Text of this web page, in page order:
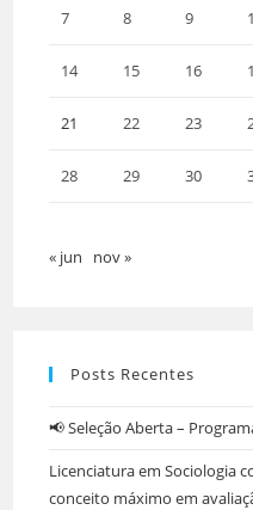
7 8 9
14 15 16
21 22 23
28 29 30
« jun nov »
Posts Recentes
📢 Seleção Aberta –
Licenciatura em Sociologia
conceito máximo em